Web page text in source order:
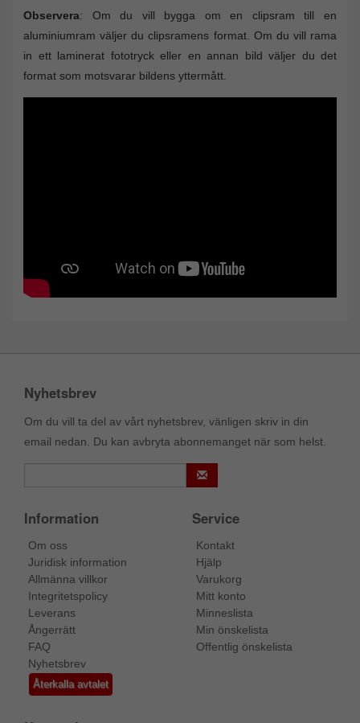
Observera: Om du vill bygga om en clipsram till en
aluminiumram väljer du clipsramens format. Om du vill rama
in ett laminerat fototryck eller en annan bild väljer du det
format som motsvarar bildens yttermått.
Nyhetsbrev
Om du vill ta del av vårt nyhetsbrev, vänligen skriv in din
email nedan. Du kan avbryta abonnemanget när som helst.
Information
Om oss
Juridisk information
Allmänna villkor
Integritetspolicy
Leverans
Ångerrätt
FAQ
Nyhetsbrev
Återkalla avtalet
Service
Kontakt
Hjälp
Varukorg
Mitt konto
Minneslista
Min önskelista
Offentlig önskelista